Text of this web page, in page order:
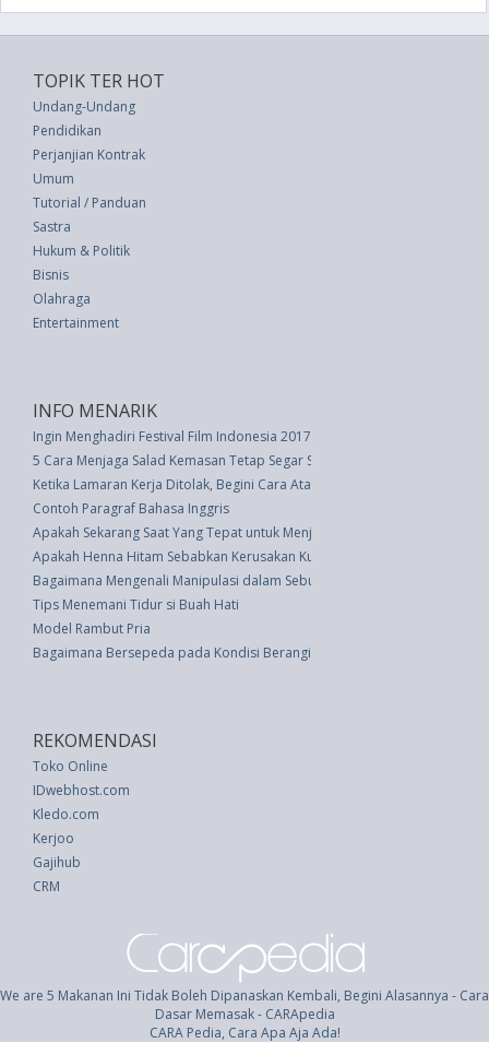
TOPIK TER HOT
Undang-Undang
Pendidikan
Perjanjian Kontrak
Umum
Tutorial / Panduan
Sastra
Hukum & Politik
Bisnis
Olahraga
Entertainment
INFO MENARIK
Ingin Menghadiri Festival Film Indonesia 2017, Baca Baik-Baik Hal Ini
5 Cara Menjaga Salad Kemasan Tetap Segar Selama Mungkin
Ketika Lamaran Kerja Ditolak, Begini Cara Atasi Kekecewaan
Contoh Paragraf Bahasa Inggris
Apakah Sekarang Saat Yang Tepat untuk Menjual Rumah Anda?
Apakah Henna Hitam Sebabkan Kerusakan Kulit?
Bagaimana Mengenali Manipulasi dalam Sebuah Hubungan, Simak
Tips Menemani Tidur si Buah Hati
Model Rambut Pria
Bagaimana Bersepeda pada Kondisi Berangin: Simak Kiat Profesional Ini
REKOMENDASI
Toko Online
IDwebhost.com
Kledo.com
Kerjoo
Gajihub
CRM
We are 5 Makanan Ini Tidak Boleh Dipanaskan Kembali, Begini Alasannya - Cara
Dasar Memasak - CARApedia
CARA Pedia, Cara Apa Aja Ada!